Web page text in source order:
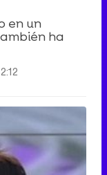
en un
ha